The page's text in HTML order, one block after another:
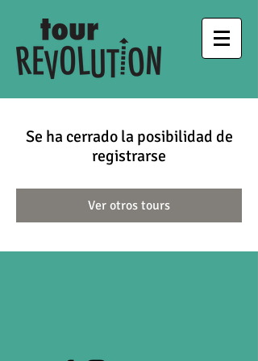
Se ha cerrado la posibilidad de
registrarse
Ver otros tours